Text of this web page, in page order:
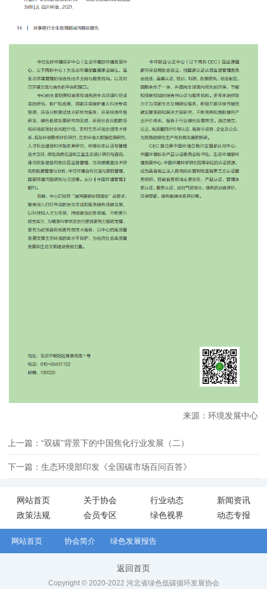
来源：环境发展中心
上一篇：“双碳”背景下的中国焦化行业发展（二）
下一篇：生态环境部印发《全国碳市场百问百答》
网站首页 关于协会 行业动态
新闻资讯
政策法规
会员专区 绿色视界 动态专报
网站首页 协会简介 绿色发展报告
返回首页
Copyright © 2020-2022 河北省绿色低碳循环发展协会